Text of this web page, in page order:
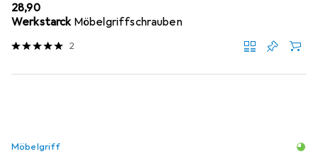
EUR
28,90
Werkstarck Möbelgriffschrauben
2
Möbelgriff